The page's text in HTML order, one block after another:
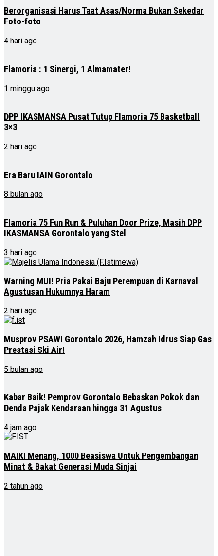
Berorganisasi Harus Taat Asas/Norma Bukan Sekedar
Foto-foto
4 hari ago
Flamoria : 1 Sinergi, 1 Almamater!
1 minggu ago
DPP IKASMANSA Pusat Tutup Flamoria 75 Basketball
3×3
2 hari ago
Era Baru IAIN Gorontalo
8 bulan ago
Flamoria 75 Fun Run & Puluhan Door Prize, Masih DPP
IKASMANSA Gorontalo yang Stel
3 hari ago
Warning MUI! Pria Pakai Baju Perempuan di Karnaval
Agustusan Hukumnya Haram
2 hari ago
Musprov PSAWI Gorontalo 2026, Hamzah Idrus Siap Gas
Prestasi Ski Air!
5 bulan ago
Kabar Baik! Pemprov Gorontalo Bebaskan Pokok dan
Denda Pajak Kendaraan hingga 31 Agustus
4 jam ago
MAIKI Menang, 1000 Beasiswa Untuk Pengembangan
Minat & Bakat Generasi Muda Sinjai
2 tahun ago